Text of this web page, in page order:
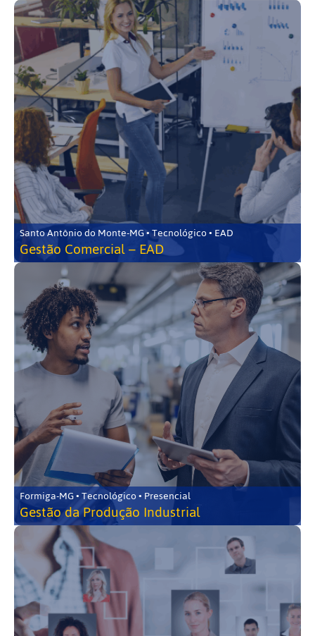
Santo Antônio do Monte-MG • Tecnológico • EAD
Gestão Comercial – EAD
Formiga-MG • Tecnológico • Presencial
Gestão da Produção Industrial